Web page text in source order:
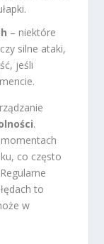
– niektóre
silne ataki,
jeśli
.
co często
to
w